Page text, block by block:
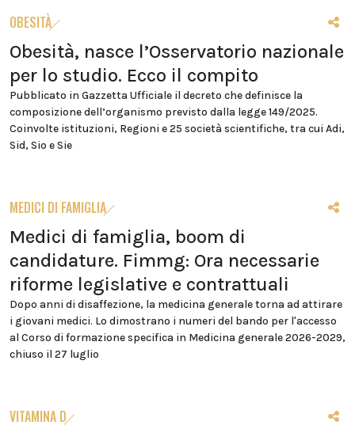
OBESITÀ
Obesità, nasce l’Osservatorio nazionale
per lo studio. Ecco il compito
Pubblicato in Gazzetta Ufficiale il decreto che definisce la
composizione dell’organismo previsto dalla legge 149/2025.
Coinvolte istituzioni, Regioni e 25 società scientifiche, tra cui Adi,
Sid, Sio e Sie
MEDICI DI FAMIGLIA
Medici di famiglia, boom di
candidature. Fimmg: Ora necessarie
riforme legislative e contrattuali
Dopo anni di disaffezione, la medicina generale torna ad attirare
i giovani medici. Lo dimostrano i numeri del bando per l'accesso
al Corso di formazione specifica in Medicina generale 2026-2029,
chiuso il 27 luglio
VITAMINA D